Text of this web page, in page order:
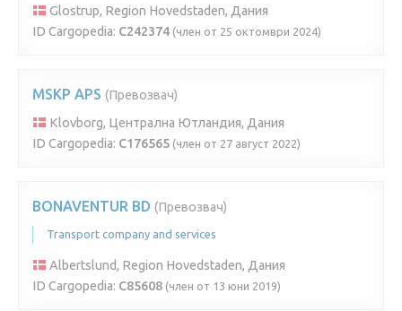
Glostrup, Region Hovedstaden, Дания
ID Cargopedia: C242374 (член от 25 октомври 2024)
MSKP APS (Превозвач)
Klovborg, Централна Ютландия, Дания
ID Cargopedia: C176565 (член от 27 август 2022)
BONAVENTUR BD (Превозвач)
Transport company and services
Albertslund, Region Hovedstaden, Дания
ID Cargopedia: C85608 (член от 13 юни 2019)